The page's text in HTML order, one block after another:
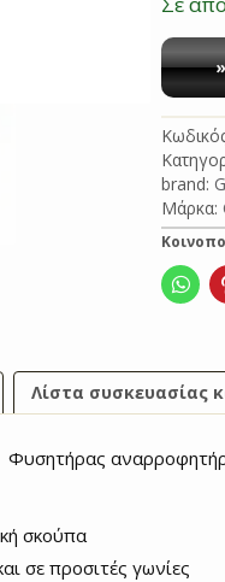
24.5cc
GAS
650
QG
brand:
Μάρκα:
Λίστα συσκευασίας
Φυσητήρας
σκούπα
σε προσιτές γωνίες